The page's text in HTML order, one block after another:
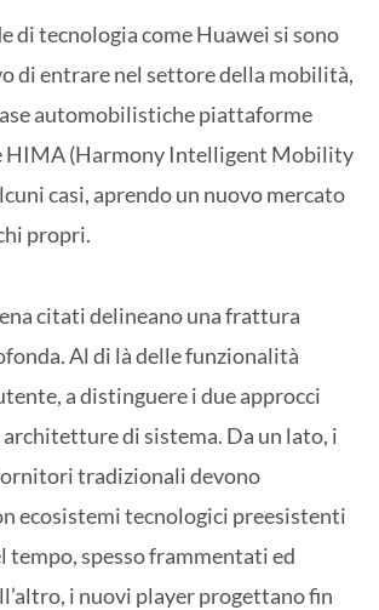
di tecnologia come Huawei si sono
di entrare nel settore della mobilità,
automobilistiche piattaforme
HIMA (Harmony Intelligent Mobility
casi, aprendo un nuovo mercato
propri.
citati delineano una frattura
Al di là delle funzionalità
a distinguere i due approcci
di sistema. Da un lato, i
tradizionali devono
ecosistemi tecnologici preesistenti
tempo, spesso frammentati ed
i nuovi player progettano fin